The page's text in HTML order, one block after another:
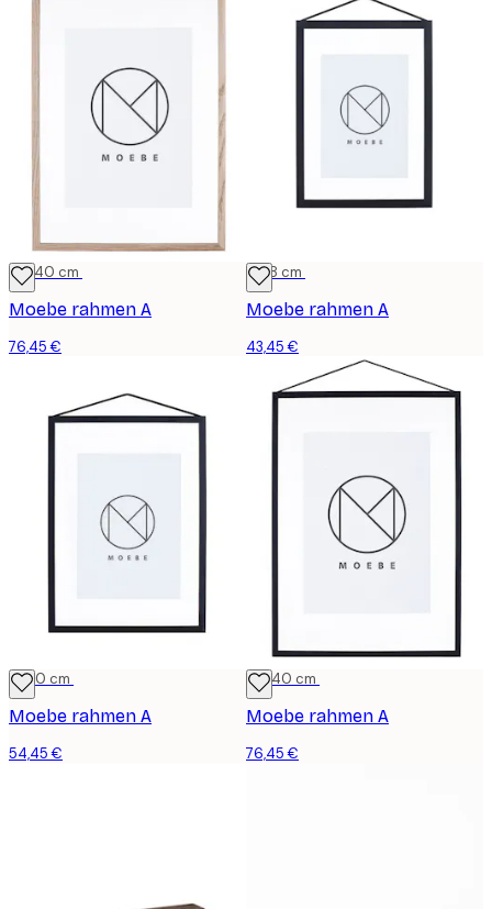
30x40 cm
Moebe rahmen A
76,45 €
13x18 cm
Moebe rahmen A
43,45 €
21x30 cm
Moebe rahmen A
54,45 €
30x40 cm
Moebe rahmen A
76,45 €